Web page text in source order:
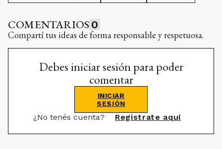
COMENTARIOS 0
Compartí tus ideas de forma responsable y respetuosa.
Debes iniciar sesión para poder
comentar
INICIAR
SESIÓN
¿No tenés cuenta? Registrate aquí